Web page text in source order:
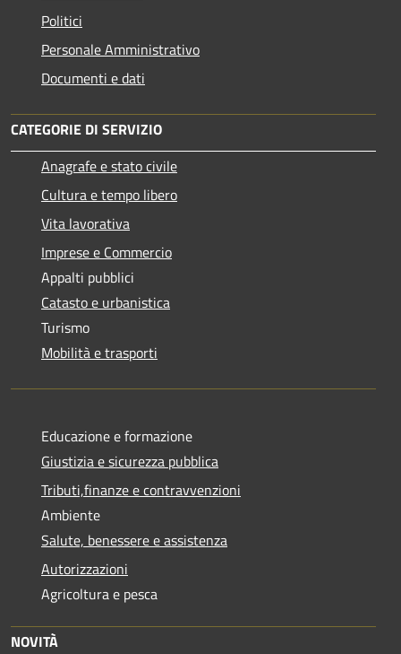
Politici
Personale Amministrativo
Documenti e dati
CATEGORIE DI SERVIZIO
Anagrafe e stato civile
Cultura e tempo libero
Vita lavorativa
Imprese e Commercio
Appalti pubblici
Catasto e urbanistica
Turismo
Mobilità e trasporti
Educazione e formazione
Giustizia e sicurezza pubblica
Tributi,finanze e contravvenzioni
Ambiente
Salute, benessere e assistenza
Autorizzazioni
Agricoltura e pesca
NOVITÀ